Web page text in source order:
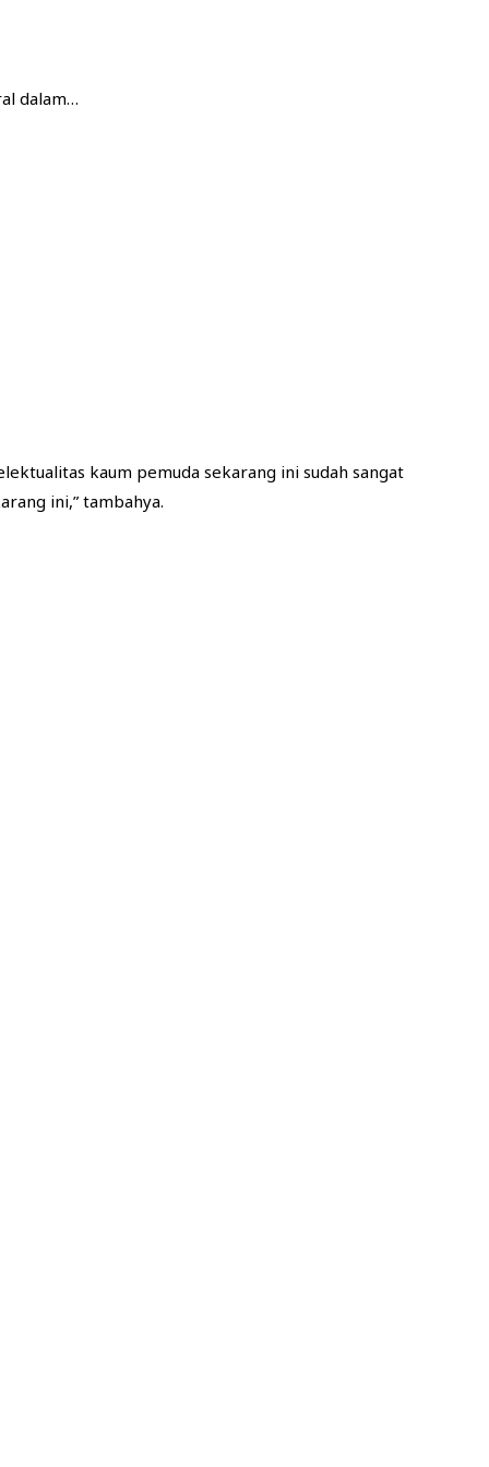
dalam…
kaum pemuda sekarang ini sudah sangat
ini,” tambahya.